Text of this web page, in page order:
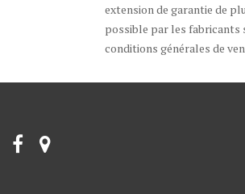
extension de garantie de
possible par les fabricants
conditions générales de